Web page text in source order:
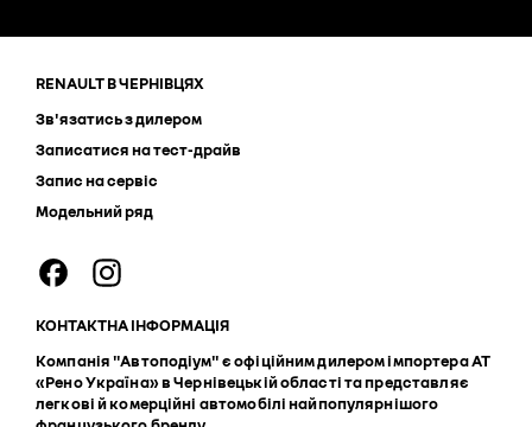
RENAULT В ЧЕРНІВЦЯХ
Зв'язатись з дилером
Записатися на тест-драйв
Запис на сервіс
Модельний ряд
КОНТАКТНА ІНФОРМАЦІЯ
Компанія "Автоподіум" є офіційним дилером імпортера АТ
«Рено Україна» в Чернівецькій області та представляє
легкові й комерційні автомобілі найпопулярнішого